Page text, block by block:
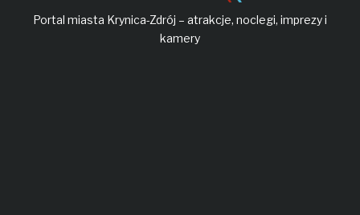
Portal miasta Krynica-Zdrój – atrakcje, noclegi, imprezy i
kamery